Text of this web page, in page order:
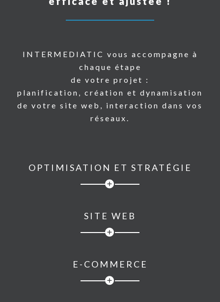
INTERMEDIATIC vous accompagne à
chaque étape
de votre projet :
planification, création et dynamisation
de votre site web, interaction dans vos
réseaux.
OPTIMISATION ET STRATÉGIE
SITE WEB
E-COMMERCE